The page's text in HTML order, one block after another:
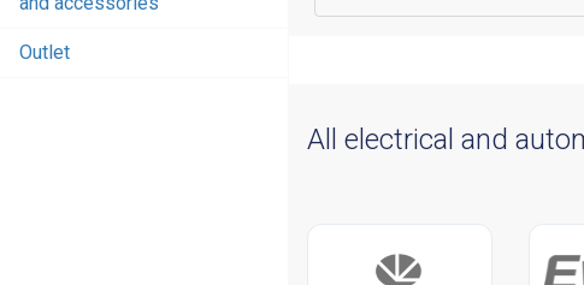
Outlet
All electrical and